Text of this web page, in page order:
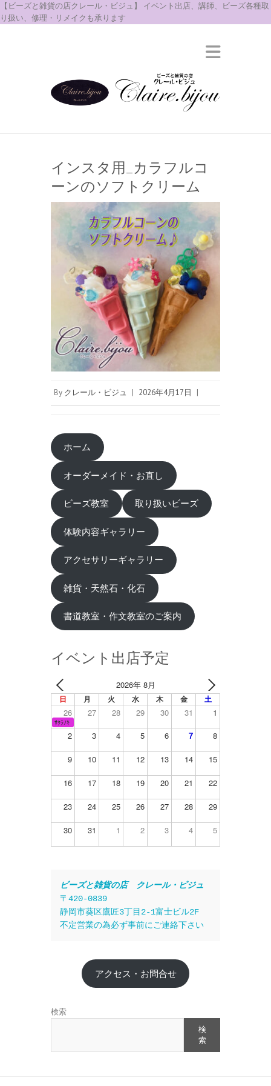
【ビーズと雑貨の店クレール・ビジュ】 イベント出店、講師、ビーズ各種取
り扱い、修理・リメイクも承ります
インスタ用_カラフルコ
ーンのソフトクリーム
By クレール・ビジュ | 2026年4月17日 |
ホーム
オーダーメイド・お直し
ビーズ教室 取り扱いビーズ
体験内容ギャラリー
アクセサリーギャラリー
雑貨・天然石・化石
書道教室・作文教室のご案内
イベント出店予定
2026年 8月
日 月 火 水 木 金 土
26 27 28 29 30 31 1
ｻｸﾗﾉｷ
2 3 4 5 6 7 8
9 10 11 12 13 14 15
16 17 18 19 20 21 22
23 24 25 26 27 28 29
30 31 1 2 3 4 5
ビーズと雑貨の店　クレール・ビジュ
〒420-0839
静岡市葵区鷹匠3丁目2-1富士ビル2F
不定営業の為必ず事前にご連絡下さい
アクセス・お問合せ
検索
検
索